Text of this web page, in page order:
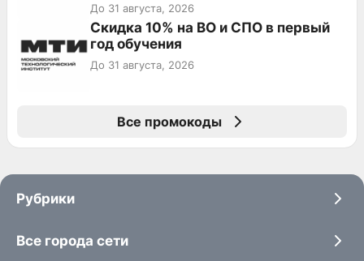
До 31 августа, 2026
Скидка 10% на ВО и СПО в первый
год обучения
До 31 августа, 2026
Все промокоды
Рубрики
Все города сети